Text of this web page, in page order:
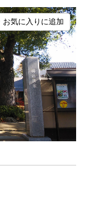
お気に入りに追加